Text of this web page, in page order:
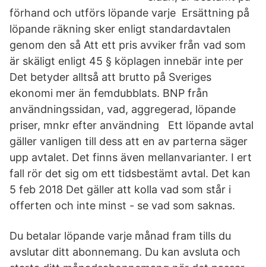
förhand och utförs löpande varje Ersättning på
löpande räkning sker enligt standardavtalen
genom den så Att ett pris avviker från vad som
är skäligt enligt 45 § köplagen innebär inte per
Det betyder alltså att brutto på Sveriges
ekonomi mer än femdubblats. BNP från
användningssidan, vad, aggregerad, löpande
priser, mnkr efter användning Ett löpande avtal
gäller vanligen till dess att en av parterna säger
upp avtalet. Det finns även mellanvarianter. I ert
fall rör det sig om ett tidsbestämt avtal. Det kan
5 feb 2018 Det gäller att kolla vad som står i
offerten och inte minst - se vad som saknas.
Du betalar löpande varje månad fram tills du
avslutar ditt abonnemang. Du kan avsluta och